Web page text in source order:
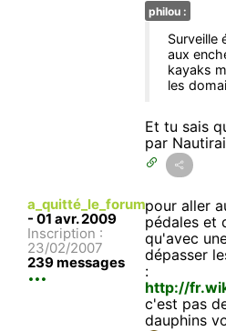
philou :
Surveille
aux
kayaks
les
Et tu sais
par
a_quitté_le_forum
- 01 avr. 2009
Inscription :
23/02/2007
239 messages
pour aller
pédales et
qu'avec
dépasser
:
http://
c'est pas
dauphins